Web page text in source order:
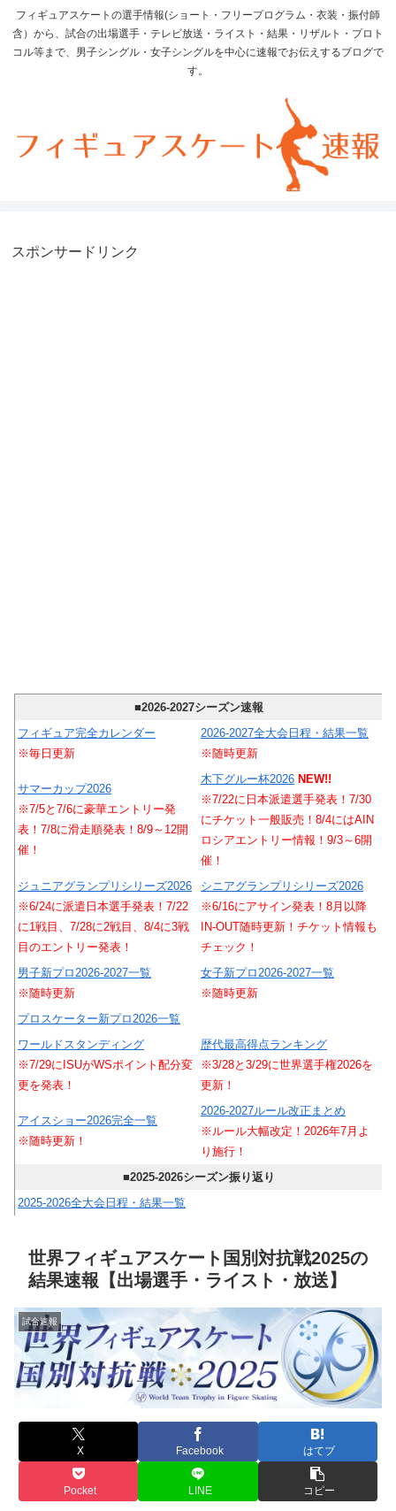
フィギュアスケートの選手情報(ショート・フリープログラム・衣装・振付師
含）から、試合の出場選手・テレビ放送・ライスト・結果・リザルト・プロト
コル等まで、男子シングル・女子シングルを中心に速報でお伝えするブログで
す。
スポンサードリンク
■2026-2027シーズン速報
フィギュア完全カレンダー
※毎日更新
2026-2027全大会日程・結果一覧
※随時更新
サマーカップ2026
※7/5と7/6に豪華エントリー発
表！7/8に滑走順発表！8/9～12開
催！
木下グルー杯2026 NEW!!
※7/22に日本派遣選手発表！7/30
にチケット一般販売！8/4にはAIN
ロシアエントリー情報！9/3～6開
催！
ジュニアグランプリシリーズ2026
※6/24に派遣日本選手発表！7/22
に1戦目、7/28に2戦目、8/4に3戦
目のエントリー発表！
シニアグランプリシリーズ2026
※6/16にアサイン発表！8月以降
IN-OUT随時更新！チケット情報も
チェック！
男子新プロ2026-2027一覧
※随時更新
女子新プロ2026-2027一覧
※随時更新
プロスケーター新プロ2026一覧
ワールドスタンディング
※7/29にISUがWSポイント配分変
更を発表！
歴代最高得点ランキング
※3/28と3/29に世界選手権2026を
更新！
アイスショー2026完全一覧
※随時更新！
2026-2027ルール改正まとめ
※ルール大幅改定！2026年7月よ
り施行！
■2025-2026シーズン振り返り
2025-2026全大会日程・結果一覧
世界フィギュアスケート国別対抗戦2025の
結果速報【出場選手・ライスト・放送】
試合速報
X Facebook はてブ
Pocket LINE コピー